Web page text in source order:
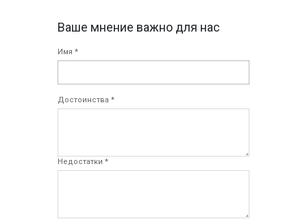
Ваше мнение важно для нас
Имя *
Достоинства *
Недостатки *